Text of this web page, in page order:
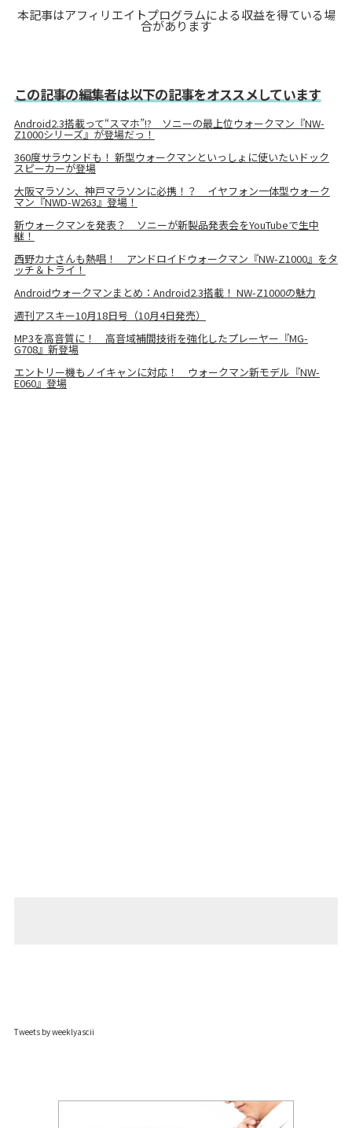
本記事はアフィリエイトプログラムによる収益を得ている場
合があります
この記事の編集者は以下の記事をオススメしています
Android2.3搭載って“スマホ”!? ソニーの最上位ウォークマン『NW-
Z1000シリーズ』が登場だっ！
360度サラウンドも！ 新型ウォークマンといっしょに使いたいドック
スピーカーが登場
大阪マラソン、神戸マラソンに必携！？ イヤフォン一体型ウォーク
マン『NWD-W263』登場！
新ウォークマンを発表？ ソニーが新製品発表会をYouTubeで生中
継！
西野カナさんも熱唱！ アンドロイドウォークマン『NW-Z1000』をタ
ッチ＆トライ！
Androidウォークマンまとめ：Android2.3搭載！ NW-Z1000の魅力
週刊アスキー10月18日号（10月4日発売）
MP3を高音質に！ 高音域補間技術を強化したプレーヤー『MG-
G708』新登場
エントリー機もノイキャンに対応！ ウォークマン新モデル『NW-
E060』登場
Tweets by weeklyascii